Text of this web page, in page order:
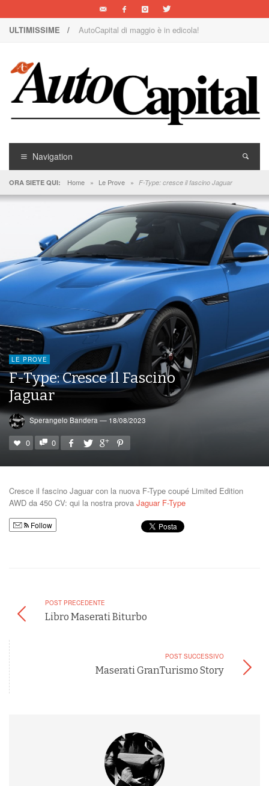
ULTIMISSIME / AutoCapital di maggio è in edicola!
1000 Miglia: un team rosa sulla rossa
Il Concorso Villa d’Este è ai nastri di partenza
I SUV Premium Omoda & Jaecoo
AutoCapital di marzo è in edicola!
AutoCapital di giugno è in edicola!
AutoCapital di febbraio è in edicola!
E Luce sia!
Navigation
ORA SIETE QUI: Home » Le Prove » F-Type: cresce il fascino Jaguar
LE PROVE
F-Type: Cresce Il Fascino
Jaguar
Sperangelo Bandera— 18/08/2023
0 0
Cresce il fascino Jaguar con la nuova F-Type coupé Limited Edition
AWD da 450 CV: qui la nostra prova Jaguar F-Type
Follow
POST PRECEDENTE
Libro Maserati Biturbo
POST SUCCESSIVO
Maserati GranTurismo Story